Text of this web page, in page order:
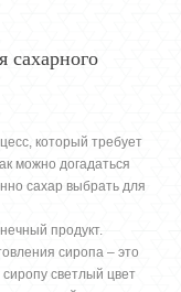
сахарного
который требует
можно догадаться
сахар выбрать для
продукт.
сиропа – это
светлый цвет